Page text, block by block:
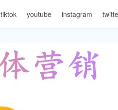
tiktok youtube instagram